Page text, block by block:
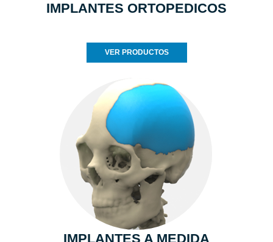
IMPLANTES ORTOPEDICOS
VER PRODUCTOS
IMPLANTES A MEDIDA